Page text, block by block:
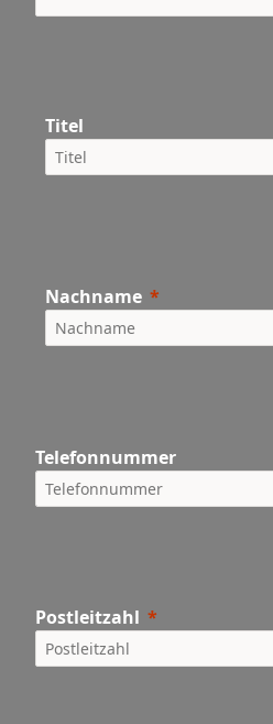
Titel
Nachname
Telefonnummer
Postleitzahl